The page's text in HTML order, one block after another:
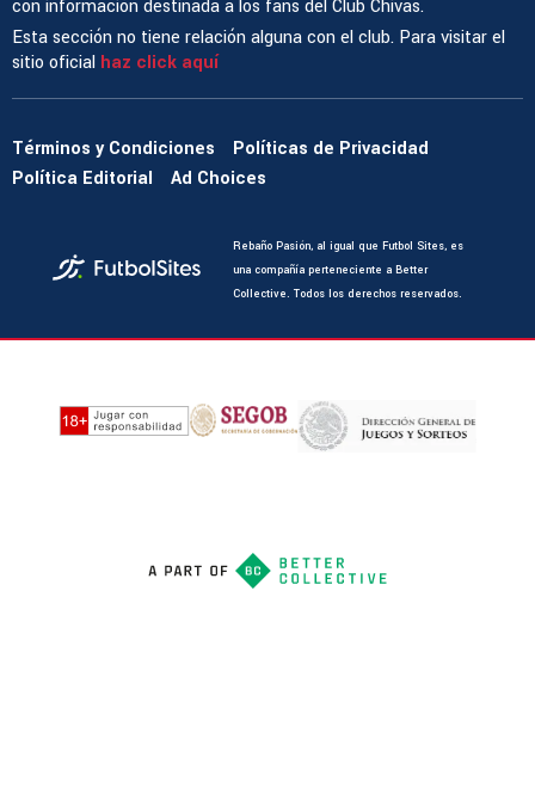
con información destinada a los fans del Club Chivas.
Esta sección no tiene relación alguna con el club. Para visitar el
sitio oficial haz click aquí
Términos y Condiciones
Políticas de Privacidad
Política Editorial
Ad Choices
Rebaño Pasión, al igual que Futbol Sites, es
una compañía perteneciente a Better
Collective. Todos los derechos reservados.